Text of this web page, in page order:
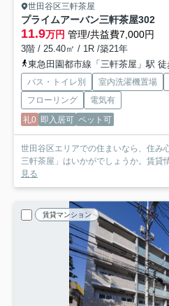
世田谷区三軒茶屋
プライムアーバン三軒茶屋302
11.9万円 管理/共益費7,000円
3階 / 25.40㎡ / 1R /築21年
東急田園都市線「三軒茶屋」駅 徒
バス・トイレ別 室内洗濯機置場
フローリング
電気有
礼0 即入居可 ペット可
世田谷区エリアでの住まいなら、住み
三軒茶屋」はいかがでしょうか。賃貸
見る
賃貸マンション